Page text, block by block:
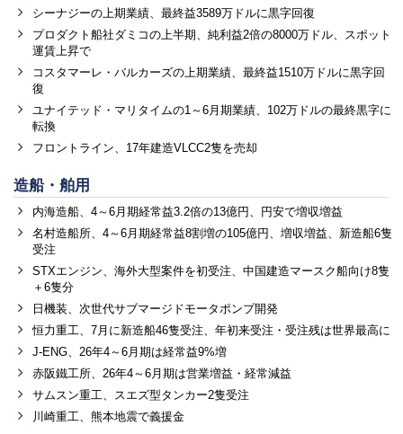
シーナジーの上期業績、最終益3589万ドルに黒字回復
プロダクト船社ダミコの上半期、純利益2倍の8000万ドル、スポット
運賃上昇で
コスタマーレ・バルカーズの上期業績、最終益1510万ドルに黒字回
復
ユナイテッド・マリタイムの1～6月期業績、102万ドルの最終黒字に
転換
フロントライン、17年建造VLCC2隻を売却
造船・舶用
内海造船、4～6月期経常益3.2倍の13億円、円安で増収増益
名村造船所、4～6月期経常益8割増の105億円、増収増益、新造船6隻
受注
STXエンジン、海外大型案件を初受注、中国建造マースク船向け8隻
＋6隻分
日機装、次世代サブマージドモータポンプ開発
恒力重工、7月に新造船46隻受注、年初来受注・受注残は世界最高に
J-ENG、26年4～6月期は経常益9%増
赤阪鐵工所、26年4～6月期は営業増益・経常減益
サムスン重工、スエズ型タンカー2隻受注
川崎重工、熊本地震で義援金